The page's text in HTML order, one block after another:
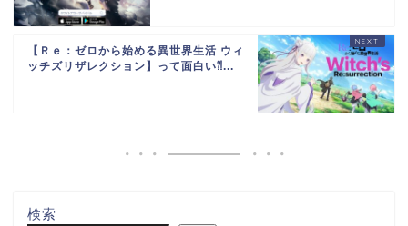
【Ｒｅ：ゼロから始める異世界生活 ウィ
ッチズリザレクション】って面白い⁈...
検索